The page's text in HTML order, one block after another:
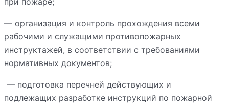
— организация и контроль прохождения всеми
рабочими и служащими противопожарных
инструктажей, в соответствии с требованиями
нормативных документов;
— подготовка перечней действующих и
подлежащих разработке инструкций по пожарной